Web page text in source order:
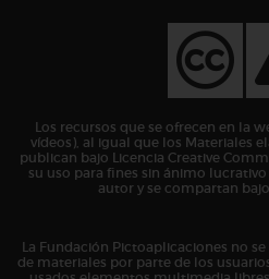
Los recursos que se ofrecen en la
vídeos), al igual que los Materiales
publican bajo Licencia Creative
su uso para fines sin ánimo
autor y se compartan
La Fundación Pictoaplicaciones no
de materiales por parte de los